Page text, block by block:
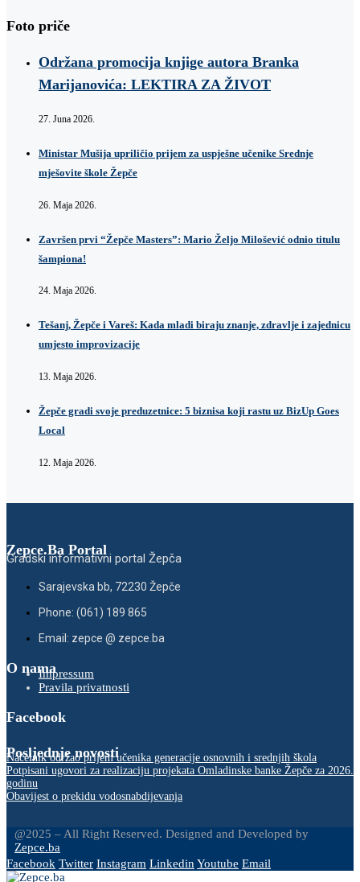
Foto priče
Održana promocija knjige autora Branka
Marijanovića: LEKTIRA ZA ŽIVOT
27. Juna 2026.
Ministar Mušija upriličio prijem za uspješne učenike Srednje
mješovite škole Žepče
26. Maja 2026.
Završen prvi “Žepče Masters”: Mario Željo Milošević odnio titulu
šampiona!
24. Maja 2026.
Tešanj, Žepče i Vareš: Kada mladi biraju znanje, zdravlje i zajednicu
umjesto improvizacije
13. Maja 2026.
Žepče gradi svoje preduzetnice: 5 biznisa koji rastu uz BizUp Goes
Local
12. Maja 2026.
Zepce.Ba Portal
Gradski informativni portal Žepča
Sarajevska bb, 72230 Žepče
Phone: (061) 189 865
Email: zepce @ zepce.ba
O namaImpressum
Pravila privatnosti
Facebook
Posljednje novosti
Načelnik održao prijem učenika generacije osnovnih i srednjih škola
Potpisani ugovori za realizaciju projekata Omladinske banke Žepče za 2026.
godinu
Obavijest o prekidu vodosnabdijevanja
@2025 – All Right Reserved. Designed and Developed by
Zepce.ba
Facebook Twitter Instagram Linkedin Youtube Email